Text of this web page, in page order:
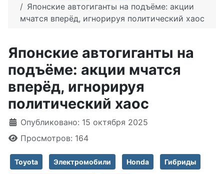
Японские автогиганты на подъёме: акции
мчатся вперёд, игнорируя политический хаос
Японские автогиганты на
подъёме: акции мчатся
вперёд, игнорируя
политический хаос
Информация о материале
Опубликовано: 15 октября 2025
Просмотров: 164
Toyota Электромобили Honda Гибриды